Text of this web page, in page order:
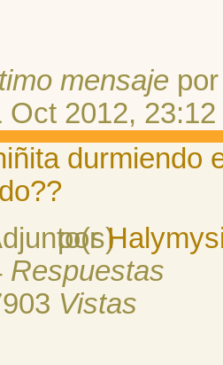
mensaje
Oct 2012, 23:12
durmiendo
por
Respuestas
Vistas